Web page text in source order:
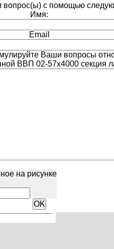
вопрос(ы) с помощью
Имя:
Email
Ваши вопросы
ВВП 02-57х4000 секция
на рисунке